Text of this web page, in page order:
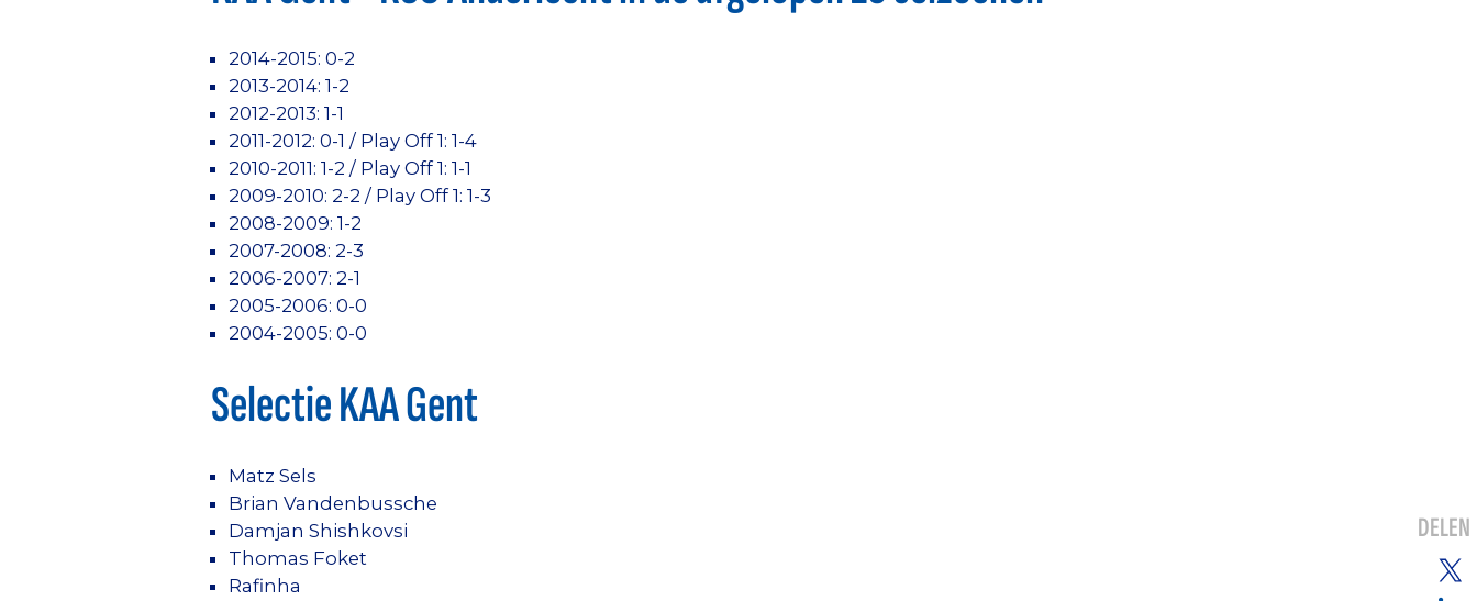
2014-2015: 0-2
2013-2014: 1-2
2012-2013: 1-1
2011-2012: 0-1 / Play Off 1: 1-4
2010-2011: 1-2 / Play Off 1: 1-1
2009-2010: 2-2 / Play Off 1: 1-3
2008-2009: 1-2
2007-2008: 2-3
2006-2007: 2-1
2005-2006: 0-0
2004-2005: 0-0
Selectie KAA Gent
Matz Sels
Brian Vandenbussche
Damjan Shishkovsi
Thomas Foket
Rafinha
DELEN